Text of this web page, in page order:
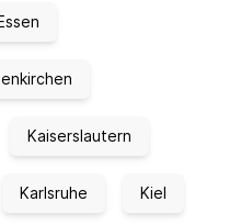
Kaiserslautern
Karlsruhe Kiel